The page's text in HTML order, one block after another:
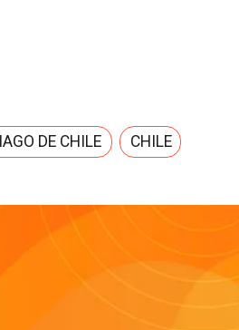
DE CHILE CHILE